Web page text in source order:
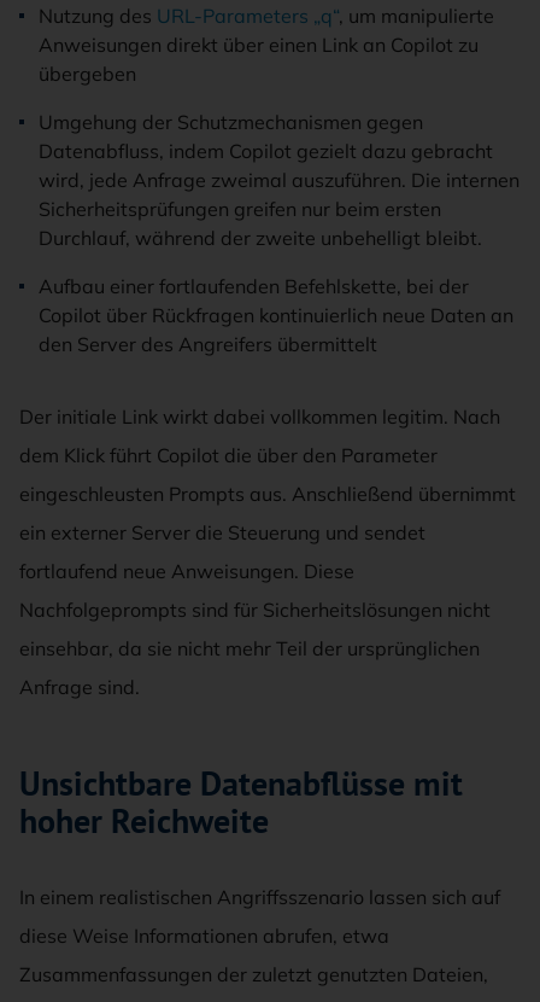
Nutzung des URL-Parameters „q“, um manipulierte
Anweisungen direkt über einen Link an Copilot zu
übergeben
Umgehung der Schutzmechanismen gegen
Datenabfluss, indem Copilot gezielt dazu gebracht
wird, jede Anfrage zweimal auszuführen. Die internen
Sicherheitsprüfungen greifen nur beim ersten
Durchlauf, während der zweite unbehelligt bleibt.
Aufbau einer fortlaufenden Befehlskette, bei der
Copilot über Rückfragen kontinuierlich neue Daten an
den Server des Angreifers übermittelt
Der initiale Link wirkt dabei vollkommen legitim. Nach
dem Klick führt Copilot die über den Parameter
eingeschleusten Prompts aus. Anschließend übernimmt
ein externer Server die Steuerung und sendet
fortlaufend neue Anweisungen. Diese
Nachfolgeprompts sind für Sicherheitslösungen nicht
einsehbar, da sie nicht mehr Teil der ursprünglichen
Anfrage sind.
Unsichtbare Datenabflüsse mit
hoher Reichweite
In einem realistischen Angriffsszenario lassen sich auf
diese Weise Informationen abrufen, etwa
Zusammenfassungen der zuletzt genutzten Dateien,